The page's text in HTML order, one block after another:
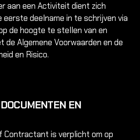
aan een Activiteit dient zich
eerste deelname in te schrijven via
de hoogte te stellen van en
de Algemene Voorwaarden en de
en Risico.
EN
Contractant is verplicht om op